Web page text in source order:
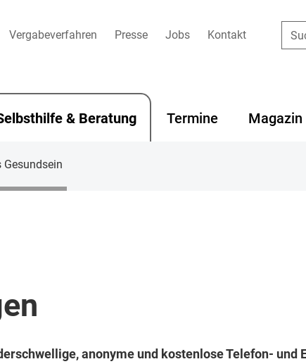
Vergabeverfahren Presse Jobs Kontakt
& Beratung Termine Magazin
Gesundsein
anonyme und kostenlose Telefon- und